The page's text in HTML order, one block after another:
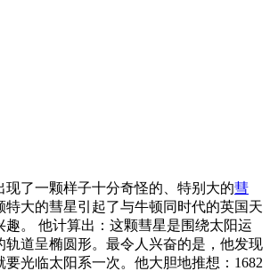
现了一颗样子十分奇怪的、特别大的彗
特大的彗星引起了与牛顿同时代的英国天
趣。 他计算出：这颗彗星是围绕太阳运
轨道呈椭圆形。最令人兴奋的是，他发现
要光临太阳系一次。他大胆地推想：1682